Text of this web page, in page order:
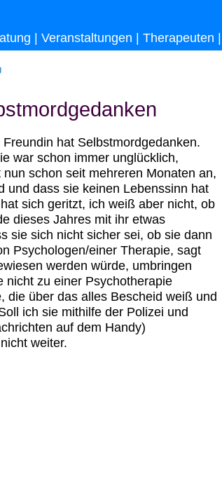
Veranstaltungen Therapeuten
hat Selbstmordgedanken.
war schon immer unglücklich,
schon seit mehreren Monaten an,
und dass sie keinen Lebenssinn hat
sich geritzt, ich weiß aber nicht, ob
dieses Jahres mit ihr etwas
sie sich nicht sicher sei, ob sie dann
Psychologen/einer Therapie, sagt
werden würde, umbringen
nicht zu einer Psychotherapie
die über das alles Bescheid weiß und
ich sie mithilfe der Polizei und
auf dem Handy)
weiter.